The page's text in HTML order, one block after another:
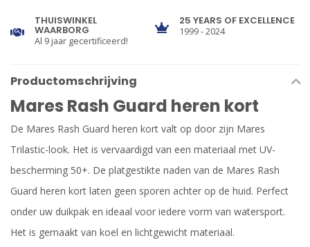
THUISWINKEL
WAARBORG
Al 9 jaar gecertificeerd!
25 YEARS OF EXCELLENCE
1999 - 2024
Productomschrijving
Mares Rash Guard heren kort
De Mares Rash Guard heren kort valt op door zijn Mares
Trilastic-look. Het is vervaardigd van een materiaal met UV-
bescherming 50+. De platgestikte naden van de Mares Rash
Guard heren kort laten geen sporen achter op de huid. Perfect
onder uw duikpak en ideaal voor iedere vorm van watersport.
Het is gemaakt van koel en lichtgewicht materiaal.